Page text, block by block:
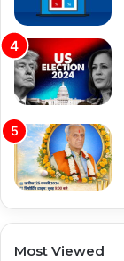
Most Viewed